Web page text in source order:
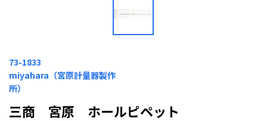
73-1833
miyahara（宮原計量器製作
所）
三商 宮原 ホールピペット